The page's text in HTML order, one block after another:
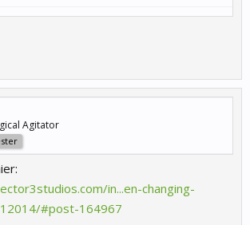
Agitator
in...en-changing-
#post-164967